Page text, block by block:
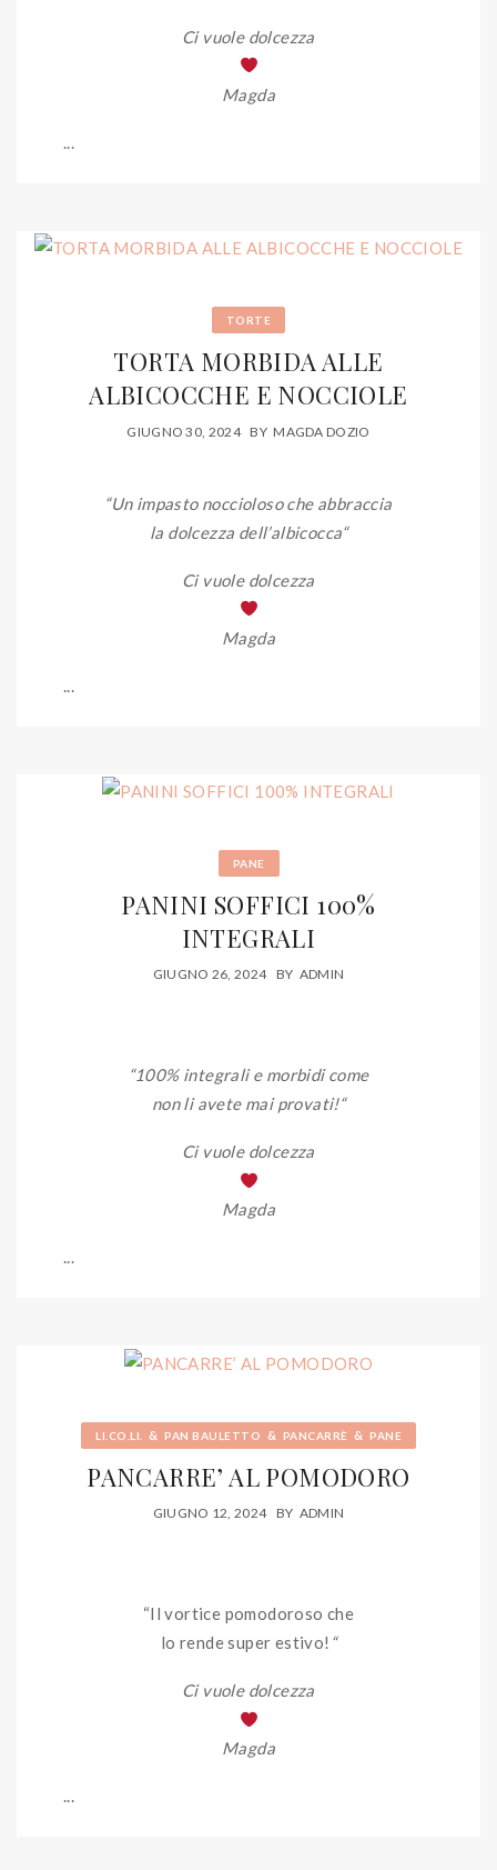
Ci vuole dolcezza
Magda
...
TORTE
TORTA MORBIDA ALLE
ALBICOCCHE E NOCCIOLE
GIUGNO 30, 2024 BY MAGDA DOZIO
“Un impasto noccioloso che abbraccia
la dolcezza dell’albicocca“
Ci vuole dolcezza
Magda
...
PANE
PANINI SOFFICI 100%
INTEGRALI
GIUGNO 26, 2024 BY ADMIN
“100% integrali e morbidi come
non li avete mai provati!“
Ci vuole dolcezza
Magda
...
LI.CO.LI. & PAN BAULETTO & PANCARRÈ & PANE
PANCARRE’ AL POMODORO
GIUGNO 12, 2024 BY ADMIN
“Il vortice pomodoroso che
lo rende super estivo! “
Ci vuole dolcezza
Magda
...